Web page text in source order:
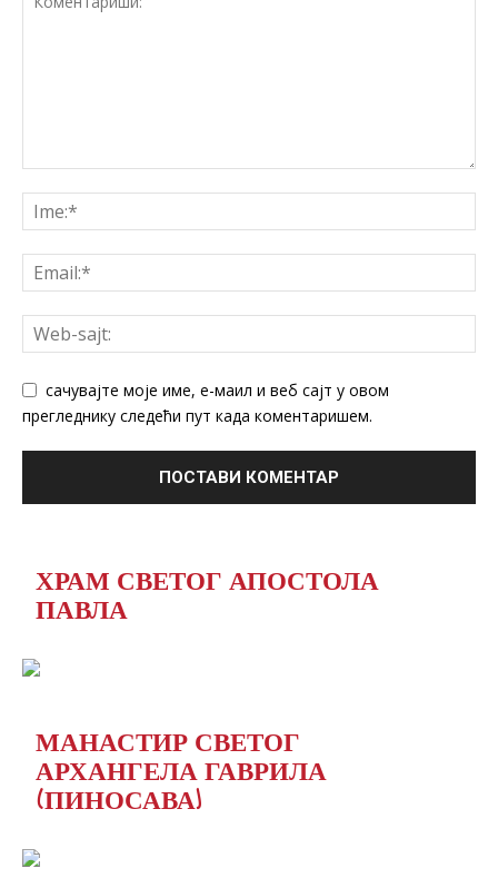
сачувајте моје име, е-маил и веб сајт у овом
прегледнику следећи пут када коментаришем.
ХРАМ СВЕТОГ АПОСТОЛА
ПАВЛА
МАНАСТИР СВЕТОГ
АРХАНГЕЛА ГАВРИЛА
(ПИНОСАВА)